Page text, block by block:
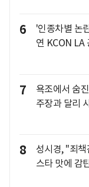
6
'인종차별 논
연 KCON LA
7
욕조에서 숨
주장과 달리
8
성시경, "죄
스타 맛에 감